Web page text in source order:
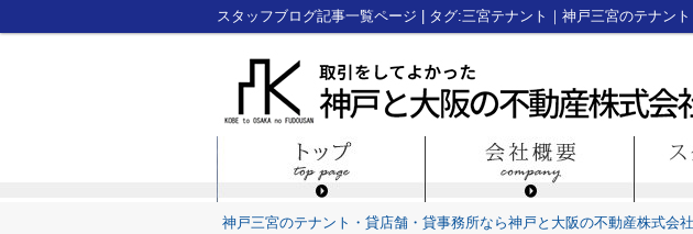
神戸三宮のテナント・貸店舗・貸事務所なら神戸と大阪の不動産株式会社